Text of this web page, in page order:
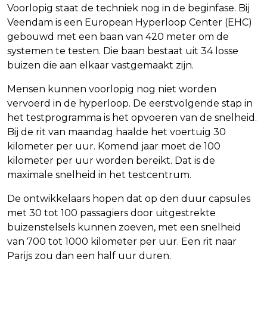
Voorlopig staat de techniek nog in de beginfase. Bij
Veendam is een European Hyperloop Center (EHC)
gebouwd met een baan van 420 meter om de
systemen te testen. Die baan bestaat uit 34 losse
buizen die aan elkaar vastgemaakt zijn.
Mensen kunnen voorlopig nog niet worden
vervoerd in de hyperloop. De eerstvolgende stap in
het testprogramma is het opvoeren van de snelheid.
Bij de rit van maandag haalde het voertuig 30
kilometer per uur. Komend jaar moet de 100
kilometer per uur worden bereikt. Dat is de
maximale snelheid in het testcentrum.
De ontwikkelaars hopen dat op den duur capsules
met 30 tot 100 passagiers door uitgestrekte
buizenstelsels kunnen zoeven, met een snelheid
van 700 tot 1000 kilometer per uur. Een rit naar
Parijs zou dan een half uur duren.